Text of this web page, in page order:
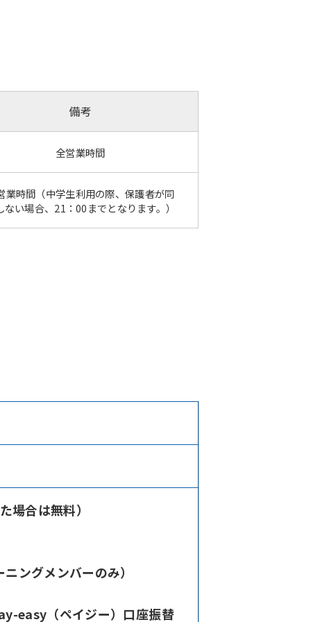
備考
全営業時間
業時間（中学生利用の際、保護者が同
ない場合、21：00までとなります。）
場合は無料）
ングメンバーのみ）
easy（ペイジー）口座振替